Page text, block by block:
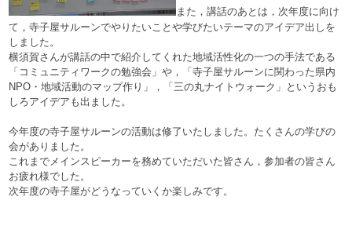
また，講話のあとは，次年度に向け
て，寺子屋サルーンでやりたいことや学びたいテーマのアイデア出しを
しました。
横須賀さんが講話の中で紹介してくれた地域活性化の一つの手法である
「コミュニティワークの勉強会」や，「寺子屋サルーンに関わった県内
NPO・地域活動のマップ作り」，「三の丸ナイトウォーク」というおも
しろアイデアも出ました。
今年度の寺子屋サルーンの活動は修了いたしました。たくさんの学びの
会がありました。
これまでメインスピーカーを務めていただいた皆さん，参加者の皆さん
お疲れ様でした。
次年度の寺子屋がどうなっていくか楽しみです。